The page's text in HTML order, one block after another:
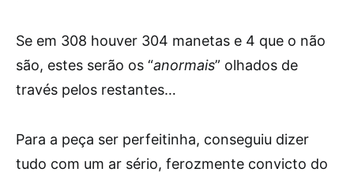
Se em 308 houver 304 manetas e 4 que o não
são, estes serão os “anormais” olhados de
través pelos restantes…
Para a peça ser perfeitinha, conseguiu dizer
tudo com um ar sério, ferozmente convicto do